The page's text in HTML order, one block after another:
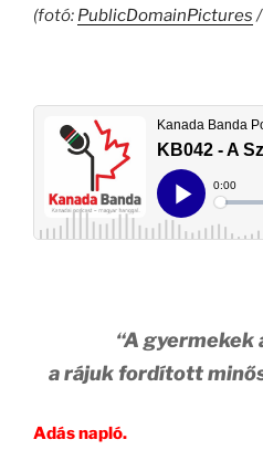
(fotó: PublicDomainPictures /
“A
a rájuk fordított
Adás napló.